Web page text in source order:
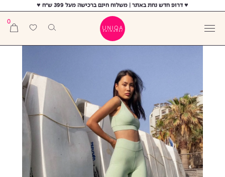
♥ דרופ חדש נחת באתר | משלוח חינם ברכישה מעל 399 ש"ח ♥
0